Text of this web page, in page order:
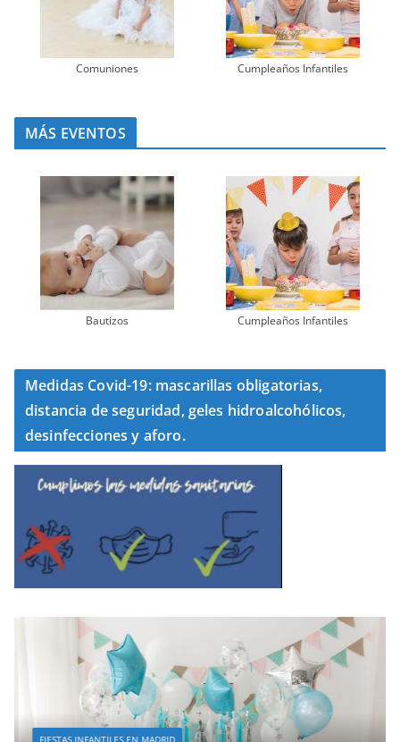
Comuniones Cumpleaños Infantiles
MÁS EVENTOS
Bautizos Cumpleaños Infantiles
Medidas Covid-19: mascarillas obligatorias,
distancia de seguridad, geles hidroalcohólicos,
desinfecciones y aforo.
FIESTAS INFANTILES EN MADRID